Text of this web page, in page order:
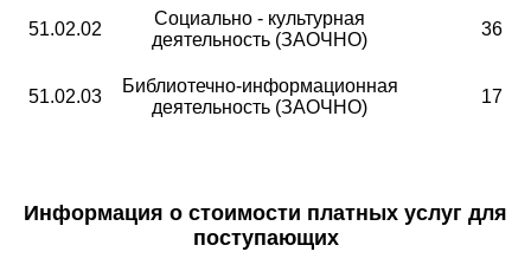
51.02.02
Социально - культурная
деятельность (ЗАОЧНО)
36
51.02.03
Библиотечно-информационная
деятельность (ЗАОЧНО)
17
Информация о стоимости платных услуг для
поступающих